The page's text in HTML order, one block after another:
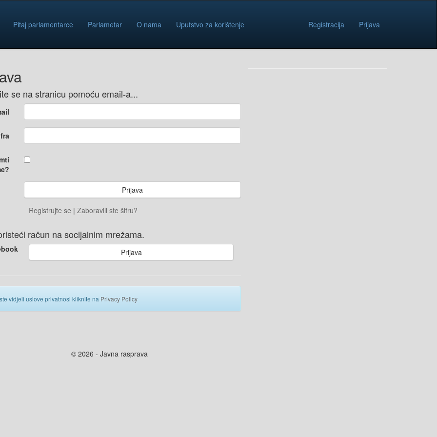
Pitaj parlamentarce Parlametar O nama Uputstvo za korištenje Registracija Prijava
se na stranicu pomoću email-a...
Registrujte se | Zaboravili ste šifru?
račun na socijalnim mrežama.
Prijava
vidjeli uslove privatnosi kliknite na Privacy Policy
© 2026 - Javna rasprava